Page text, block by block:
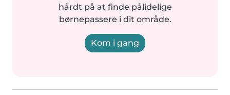
hårdt på at finde pålidelige
børnepassere i dit område.
Kom i gang